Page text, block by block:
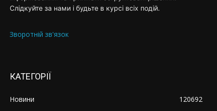
Слідкуйте за нами і будьте в курсі всіх подій.
Зворотній зв'язок
КАТЕГОРІЇ
Новини
120692